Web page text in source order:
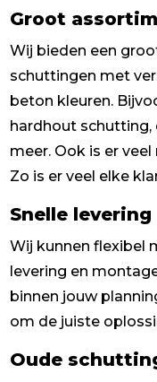
Groot
Wij bieden een
schuttingen met
beton kleuren.
hardhout schutting,
meer. Ook is er
Zo is er veel elke
Snelle
Wij kunnen flexibel
levering en
binnen jouw
om de juiste
Oude